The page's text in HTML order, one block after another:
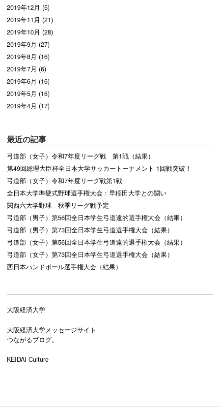
2019年12月 (5)
2019年11月 (21)
2019年10月 (28)
2019年9月 (27)
2019年8月 (16)
2019年7月 (6)
2019年6月 (16)
2019年5月 (16)
2019年4月 (17)
最近の記事
弓道部（女子）令和7年度リーグ戦 第1戦（結果）
第49回総理大臣杯全日本大学サッカートーナメント 1回戦突破！
弓道部（女子）令和7年度リーグ戦第1戦
全日本大学準硬式野球選手権大会：早稲田大学との闘い
関西六大学野球 秋季リーグ戦予定
弓道部（男子）第56回全日本学生弓道遠的選手権大会（結果）
弓道部（男子）第73回全日本学生弓道選手権大会（結果）
弓道部（女子）第56回全日本学生弓道遠的選手権大会（結果）
弓道部（女子）第73回全日本学生弓道選手権大会（結果）
西日本ハンドボール選手権大会（結果）
大阪経済大学
大阪経済大学メッセージサイト
つながるブログ。
KEIDAI Culture